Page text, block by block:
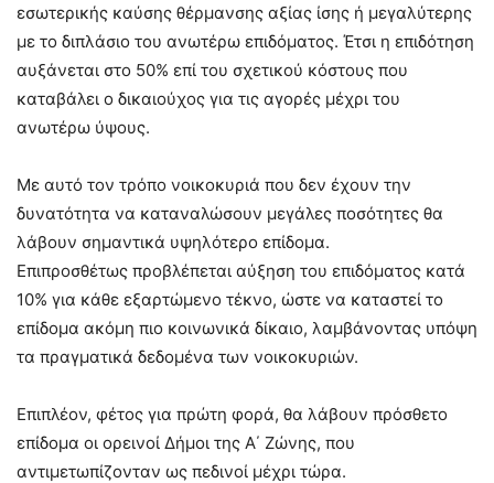
εσωτερικής καύσης θέρμανσης αξίας ίσης ή μεγαλύτερης
με το διπλάσιο του ανωτέρω επιδόματος. Έτσι η επιδότηση
αυξάνεται στο 50% επί του σχετικού κόστους που
καταβάλει ο δικαιούχος για τις αγορές μέχρι του
ανωτέρω ύψους.
Με αυτό τον τρόπο νοικοκυριά που δεν έχουν την
δυνατότητα να καταναλώσουν μεγάλες ποσότητες θα
λάβουν σημαντικά υψηλότερο επίδομα.
Επιπροσθέτως προβλέπεται αύξηση του επιδόματος κατά
10% για κάθε εξαρτώμενο τέκνο, ώστε να καταστεί το
επίδομα ακόμη πιο κοινωνικά δίκαιο, λαμβάνοντας υπόψη
τα πραγματικά δεδομένα των νοικοκυριών.
Επιπλέον, φέτος για πρώτη φορά, θα λάβουν πρόσθετο
επίδομα οι ορεινοί Δήμοι της Α΄ Ζώνης, που
αντιμετωπίζονταν ως πεδινοί μέχρι τώρα.